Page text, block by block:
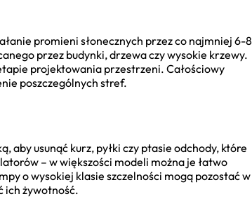
promieni słonecznych przez co najmniej 6-8
przez budynki, drzewa czy wysokie krzewy.
projektowania przestrzeni. Całościowy
poszczególnych stref.
usunąć kurz, pyłki czy ptasie odchody, które
– w większości modeli można je łatwo
o wysokiej klasie szczelności mogą pozostać w
ich żywotność.